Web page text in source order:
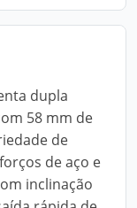
dupla
58 mm de
de
de aço e
inclinação